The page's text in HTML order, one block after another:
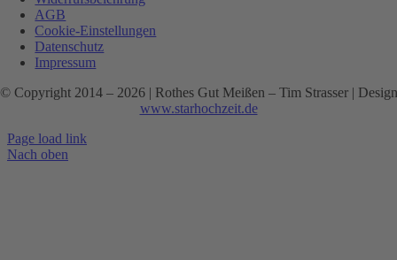
AGB
Cookie-Einstellungen
Datenschutz
Impressum
© Copyright 2014 – 2026 | Rothes Gut Meißen – Tim Strasser | Design
www.starhochzeit.de
Page load link
Nach oben